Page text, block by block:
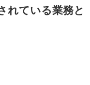
れている業務と